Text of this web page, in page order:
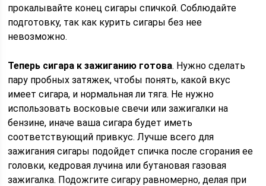
прокалывайте конец сигары спичкой. Соблюдайте
подготовку, так как курить сигары без нее
невозможно.
Теперь сигара к зажиганию готова. Нужно сделать
пару пробных затяжек, чтобы понять, какой вкус
имеет сигара, и нормальная ли тяга. Не нужно
использовать восковые свечи или зажигалки на
бензине, иначе ваша сигара будет иметь
соответствующий привкус. Лучше всего для
зажигания сигары подойдет спичка после сгорания ее
головки, кедровая лучина или бутановая газовая
зажигалка. Подожгите сигару равномерно, делая при